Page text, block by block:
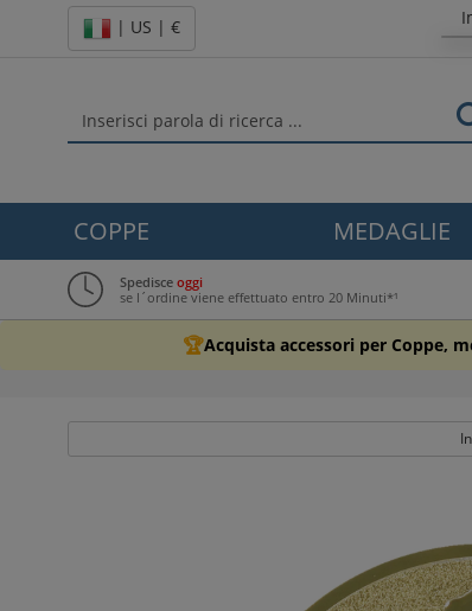
| US | €
COPPE MEDAGLIE
Spedisce oggi
se l´ordine viene effettuato entro 20 Minuti*¹
🏆Acquista accessori per Coppe,